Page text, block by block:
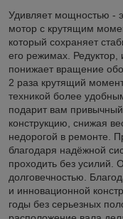
Удивляет мощностью -
мотор с крутящим
который сохраняет
его режимах.
понижает вращение
2 раза крутящий
техникой более
подарит вам
конструкцию, снижая
недорогой в ремонте.
благодаря надёжной
проходить без усилий.
долговечностью.
и инновационной
годы без серьезных